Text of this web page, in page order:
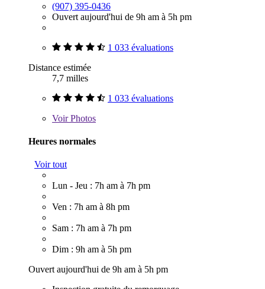
(907) 395-0436
Ouvert aujourd'hui de 9h am à 5h pm
1 033 évaluations
Distance estimée
7,7 milles
1 033 évaluations
VoirPhotos
Heures normales
Voir tout
Lun - Jeu : 7h am à 7h pm
Ven : 7h am à 8h pm
Sam : 7h am à 7h pm
Dim : 9h am à 5h pm
Ouvert aujourd'hui de 9h am à 5h pm